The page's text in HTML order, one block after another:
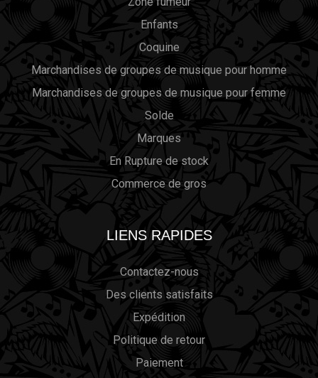
Enfants
Coquine
Marchandises de groupes de musique pour homme
Marchandises de groupes de musique pour femme
Solde
Marques
En Rupture de stock
Commerce de gros
LIENS RAPIDES
Contactez-nous
Des clients satisfaits
Expédition
Politique de retour
Paiement